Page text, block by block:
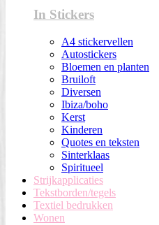
In Stickers
A4 stickervellen
Autostickers
Bloemen en planten
Bruiloft
Diversen
Ibiza/boho
Kerst
Kinderen
Quotes en teksten
Sinterklaas
Spiritueel
Strijkapplicaties
Tekstborden/tegels
Textiel bedrukken
Wonen